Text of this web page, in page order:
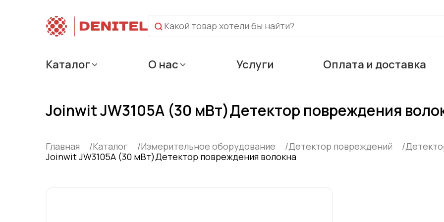
Каталог О нас Услуги Оплата и доставка
Joinwit JW3105A (30 мВт)Детектор повреждения
Главная Каталог Измерительное оборудование Детектор повреждений
Joinwit JW3105A (30 мВт)Детектор повреждения волокна